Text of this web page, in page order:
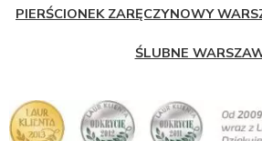
PIERŚCIONEK ZARĘCZYNOWY
ŚLUBNE